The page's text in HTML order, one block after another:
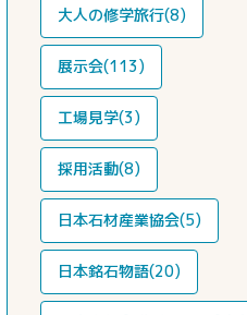
大人の修学旅行(8)
展示会(113)
工場見学(3)
採用活動(8)
日本石材産業協会(5)
日本銘石物語(20)